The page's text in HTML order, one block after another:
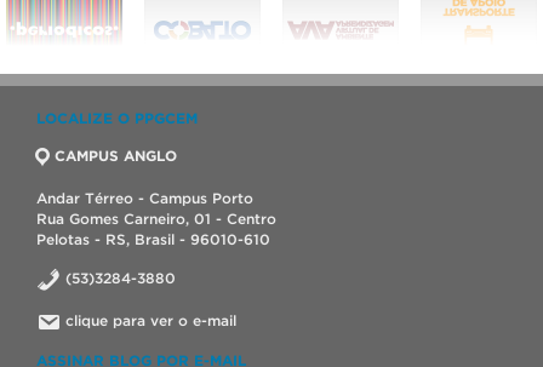
LOCALIZE O PPGCEM
CAMPUS ANGLO
Andar Térreo - Campus Porto
Rua Gomes Carneiro, 01 - Centro
Pelotas - RS, Brasil - 96010-610
(53)3284-3880
clique para ver o e-mail
ASSINAR BLOG POR E-MAIL